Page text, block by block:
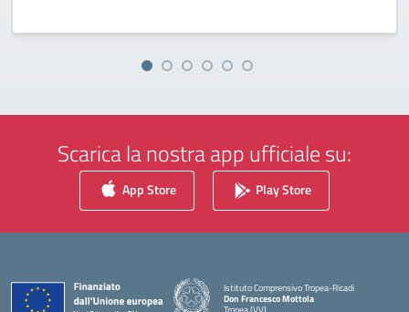
Scarica la nostra app ufficiale su:
App Store Play Store
Istituto Comprensivo Tropea-Ricadi
Don Francesco Mottola
Tropea (VV)